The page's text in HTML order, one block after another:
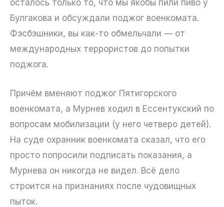
осталось только то, что мы якобы пили пиво у
Булгакова и обсуждали поджог военкомата.
Фэсбэшники, вы как-то обмельчали — от
международных террористов до попытки
поджога.
Причём вменяют поджог Пятигорского
военкомата, а Мурнев ходил в Ессентукский по
вопросам мобилизации (у него четверо детей).
На суде охранник военкомата сказал, что его
просто попросили подписать показания, а
Мурнева он никогда не видел. Всё дело
строится на признаниях после чудовищных
пыток.